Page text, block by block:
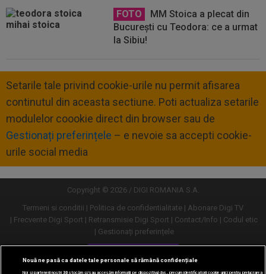
FOTO
MM Stoica a plecat din
București cu Teodora: ce a urmat
la Sibiu!
Setarile tale privind cookie-urile nu permit afisarea
continutul din aceasta sectiune. Poti actualiza setarile
modulelor coookie direct din browser sau de
Gestionați preferințele – e nevoie sa accepti cookie-
urile social media
Copyright © 2026 / DIGI ROMANIA S.A.
Termeni si conditii
Politica de confidentialitate
Abonare Digi TV
Frecvente Digi Sport
Retransmisie Digi Sport Contact/Info
Codul etic
Gestionați preferințele
Versiune desktop
Nouă ne pasă ca datele tale personale să rămână confidențiale
Noi și partenerii noștri30stocăm și/sau accesăm informații pe dispozitivul dvs., precum identificatorii cookie unici pentru prelucrarea